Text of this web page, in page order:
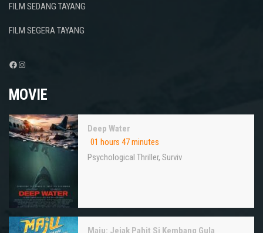
FILM SEDANG TAYANG
FILM SEGERA TAYANG
Facebook
Instagram
MOVIE
Deep Water
01 hours 47 minutes
Psychological Thriller, Surviv
Maju: Jejak Pahit Si Kembang Gula